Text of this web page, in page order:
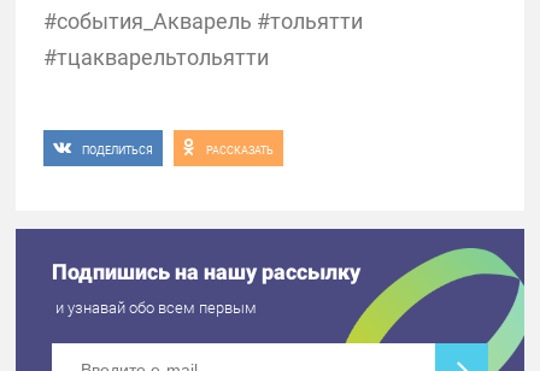
#события_Акварель #тольятти
#тцакварельтольятти
ПОДЕЛИТЬСЯ РАССКАЗАТЬ
Подпишись на нашу рассылку
и узнавай обо всем первым